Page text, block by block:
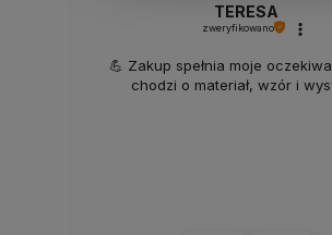
TERESA
zweryfikowano
💪 Zakup spełnia moje
chodzi o materiał, wzór i